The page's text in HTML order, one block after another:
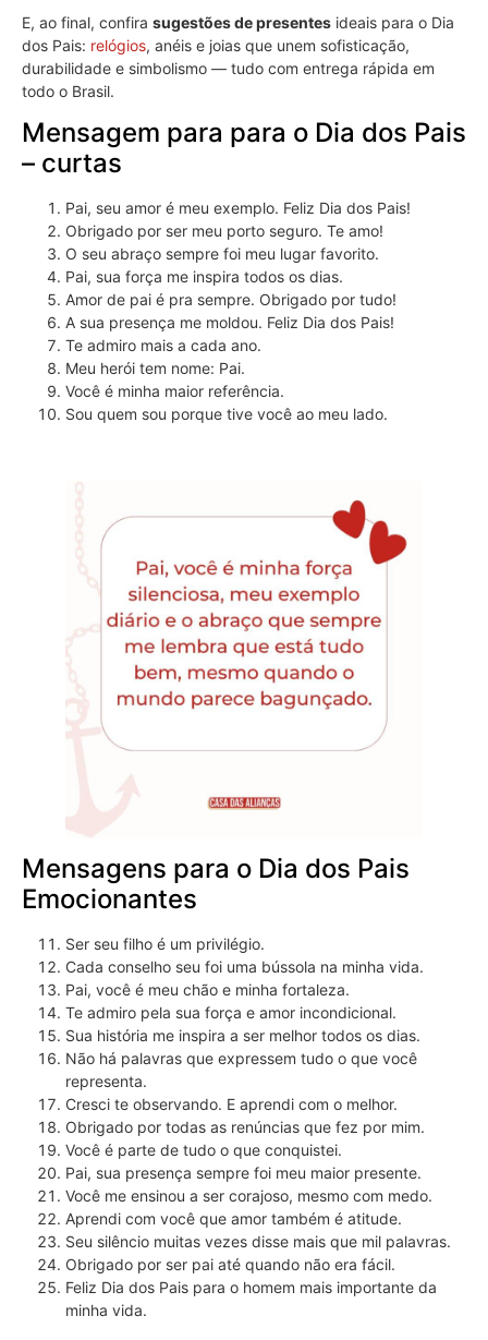
E, ao final, confira sugestões de presentes ideais para o Dia
dos Pais: relógios, anéis e joias que unem sofisticação,
durabilidade e simbolismo — tudo com entrega rápida em
todo o Brasil.
Mensagem para para o Dia dos Pais
– curtas
Pai, seu amor é meu exemplo. Feliz Dia dos Pais!
Obrigado por ser meu porto seguro. Te amo!
O seu abraço sempre foi meu lugar favorito.
Pai, sua força me inspira todos os dias.
Amor de pai é pra sempre. Obrigado por tudo!
A sua presença me moldou. Feliz Dia dos Pais!
Te admiro mais a cada ano.
Meu herói tem nome: Pai.
Você é minha maior referência.
Sou quem sou porque tive você ao meu lado.
Mensagens para o Dia dos Pais
Emocionantes
Ser seu filho é um privilégio.
Cada conselho seu foi uma bússola na minha vida.
Pai, você é meu chão e minha fortaleza.
Te admiro pela sua força e amor incondicional.
Sua história me inspira a ser melhor todos os dias.
Não há palavras que expressem tudo o que você
representa.
Cresci te observando. E aprendi com o melhor.
Obrigado por todas as renúncias que fez por mim.
Você é parte de tudo o que conquistei.
Pai, sua presença sempre foi meu maior presente.
Você me ensinou a ser corajoso, mesmo com medo.
Aprendi com você que amor também é atitude.
Seu silêncio muitas vezes disse mais que mil palavras.
Obrigado por ser pai até quando não era fácil.
Feliz Dia dos Pais para o homem mais importante da
minha vida.